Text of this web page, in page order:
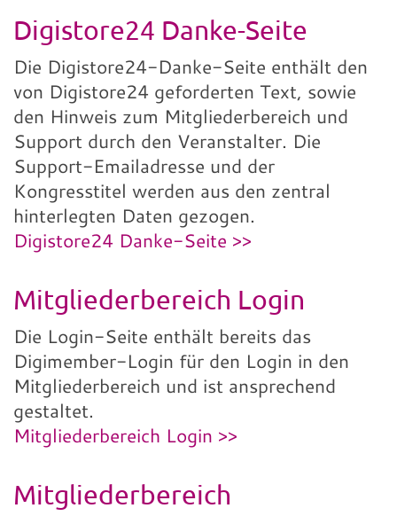
Digistore24 Danke-Seite
Die Digistore24-Danke-Seite enthält den
von Digistore24 geforderten Text, sowie
den Hinweis zum Mitgliederbereich und
Support durch den Veranstalter. Die
Support-Emailadresse und der
Kongresstitel werden aus den zentral
hinterlegten Daten gezogen.
Digistore24 Danke-Seite >>
Mitgliederbereich Login
Die Login-Seite enthält bereits das
Digimember-Login für den Login in den
Mitgliederbereich und ist ansprechend
gestaltet.
Mitgliederbereich Login >>
Mitgliederbereich